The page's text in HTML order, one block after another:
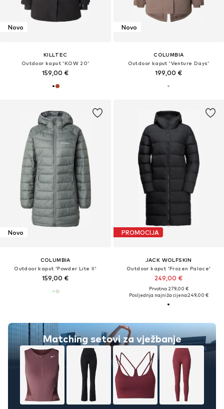
Novo
KILLTEC
Outdoor kaput 'KOW 20'
159,00 €
Novo
COLUMBIA
Outdoor kaput 'Venture Days'
199,00 €
Novo
COLUMBIA
Outdoor kaput 'Powder Lite II'
159,00 €
Matching setovi za vježbanje
PROMOCIJA
JACK WOLFSKIN
Outdoor kaput 'Frozen Palace'
249,00 €
Prvotno: 279,00 €
Posljednja najniža cijena:249,00 €